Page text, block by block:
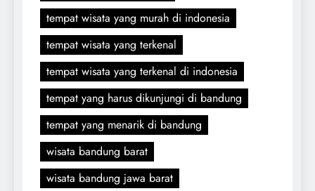
tempat wisata yang murah di indonesia
tempat wisata yang terkenal
tempat wisata yang terkenal di indonesia
tempat yang harus dikunjungi di bandung
tempat yang menarik di bandung
wisata bandung barat
wisata bandung jawa barat